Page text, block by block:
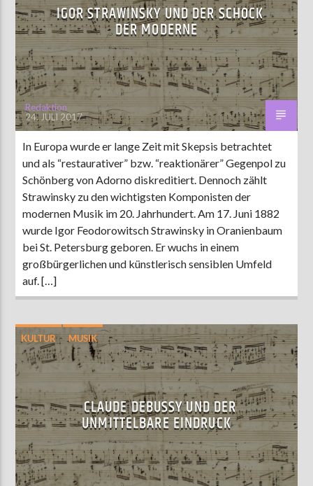
IGOR STRAWINSKY UND DER SCHOCK
DER MODERNE
Redaktion
24. JULI 2017
In Europa wurde er lange Zeit mit Skepsis betrachtet
und als “restaurativer” bzw. “reaktionärer” Gegenpol zu
Schönberg von Adorno diskreditiert. Dennoch zählt
Strawinsky zu den wichtigsten Komponisten der
modernen Musik im 20. Jahrhundert. Am 17. Juni 1882
wurde Igor Feodorowitsch Strawinsky in Oranienbaum
bei St. Petersburg geboren. Er wuchs in einem
großbürgerlichen und künstlerisch sensiblen Umfeld
auf. […]
KULTUR MUSIK
CLAUDE DEBUSSY UND DER
UNMITTELBARE EINDRUCK